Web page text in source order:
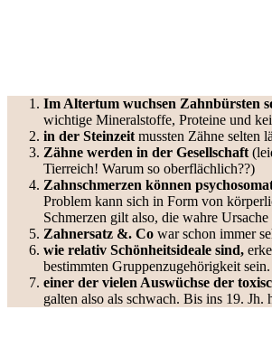
Im Altertum wuchsen Zahnbürsten
wichtige Mineralstoffe, Proteine und
in der Steinzeit mussten Zähne selten
Zähne werden in der Gesellschaft
Tierreich! Warum so oberflächlich??)
Zahnschmerzen können
Problem kann sich in Form von
Schmerzen gilt also, die wahre
Zahnersatz &. Co war schon immer
wie relativ Schönheitsideale sind,
bestimmten Gruppenzugehörigkeit
einer der vielen Auswüchse der
galten also als schwach. Bis ins 19.